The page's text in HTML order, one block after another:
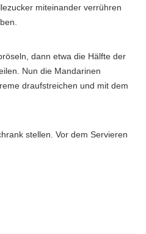
miteinander verrühren
dann etwa die Hälfte der
Nun die Mandarinen
draufstreichen und mit dem
stellen. Vor dem Servieren